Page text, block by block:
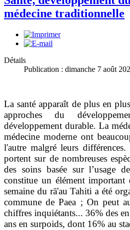
médecine traditionnelle
Détails
Publication : dimanche 7 août
La santé apparaît de plus en
approches du
développement durable. La
médecine moderne ont
l'autre malgré leurs différences.
portent sur de nombreuses
des soins basée sur l’usage
constitue un élément
semaine du rā'au Tahiti a été
commune de Paea ; On peut
chiffres inquiétants... 36% des
ans en surpoids, dont 16% au